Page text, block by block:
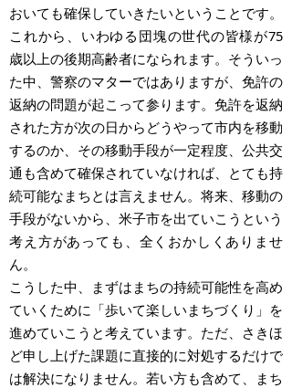
おいても確保していきたいということです。
これから、いわゆる団塊の世代の皆様が75
歳以上の後期高齢者になられます。そういっ
た中、警察のマターではありますが、免許の
返納の問題が起こって参ります。免許を返納
された方が次の日からどうやって市内を移動
するのか、その移動手段が一定程度、公共交
通も含めて確保されていなければ、とても持
続可能なまちとは言えません。将来、移動の
手段がないから、米子市を出ていこうという
考え方があっても、全くおかしくありませ
ん。
こうした中、まずはまちの持続可能性を高め
ていくために「歩いて楽しいまちづくり」を
進めていこうと考えています。ただ、さきほ
ど申し上げた課題に直接的に対処するだけで
は解決になりません。若い方も含めて、まち